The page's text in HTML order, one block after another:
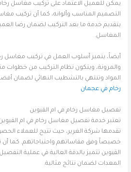
يمكن للعميل الاعتماد على تركيب مغاسل رخام
التصميم المناسب وألوانه، كما أن تركيب
بتقديم خدمة ما بعد التركيب لضمان رضا
المغاسل.
أيضاً، يتميز أسلوب العمل في تركيب مغاسل
والمرونة، ويتكون نظام التركيب من خطوات
المواد وتنتهي بالتشطيب النهائي لضمان
رخام في عجمان
تفصيل مغاسل رخام في ام القيوين
تعتبر خدمة تفصيل مغاسل رخام في ام
تقدمها شركة الغرير، حيث تتيح للعملاء
خصيصاً وفق مقاساتهم واحتياجاتهم. كما أن
القيوين تتميز بالدقة العالية في عملية
المعدات لضمان نتائج مثالية.